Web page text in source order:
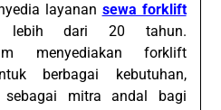
layanan sewa forklift
lebih dari 20 tahun.
menyediakan forklift
berbagai kebutuhan,
sebagai mitra andal bagi